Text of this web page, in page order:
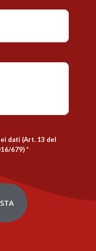
dati (Art. 13 del
679)*